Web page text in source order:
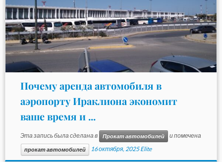
Почему аренда автомобиля в
аэропорту Ираклиона экономит
ваше время и ...
Эта запись была сделана в Прокат автомобилей и помечена
прокат автомобилей 16 октября, 2025 Elite